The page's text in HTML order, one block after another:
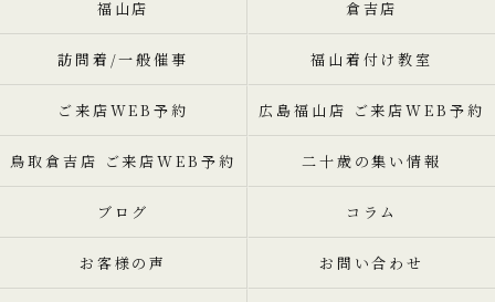
福山店
倉吉店
訪問着/一般催事 福山着付け教室
ご来店WEB予約 広島福山店 ご来店WEB予約
鳥取倉吉店 ご来店WEB予約 二十歳の集い情報
ブログ コラム
お客様の声 お問い合わせ